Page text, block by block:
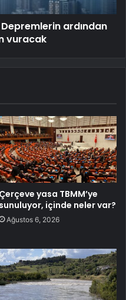
ardından
vuracak
Çerçeve yasa TBMM’ye
sunuluyor, içinde neler var?
Ağustos 6, 2026